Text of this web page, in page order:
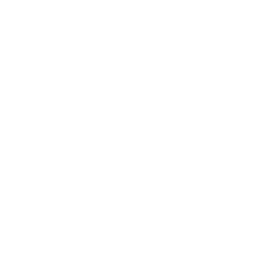
de lui avant l'audition libre ?